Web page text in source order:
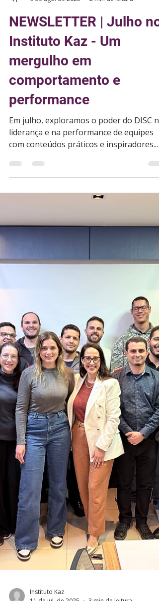
Instituto Kaz
9 de ago. de 2025
2 min de leitura
NEWSLETTER | Julho no
Instituto Kaz - Um
mergulho em
comportamento e
performance
liderança e na performance de equipes
com conteúdos práticos e inspiradores.
Agora, é hora de dar o próximo passo: a
agosto, 100% online, com certificado e
apoio direto da especialista Dariane
Inscreva-se!